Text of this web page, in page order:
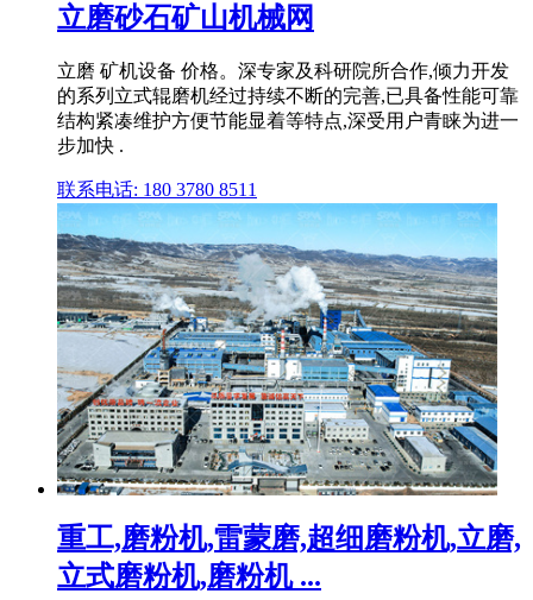
立磨砂石矿山机械网
立磨 矿机设备 价格。深专家及科研院所合作,倾力开发
的系列立式辊磨机经过持续不断的完善,已具备性能可靠
结构紧凑维护方便节能显着等特点,深受用户青睐为进一
步加快 .
联系电话: 180 3780 8511
重工,磨粉机,雷蒙磨,超细磨粉机,立磨,
立式磨粉机,磨粉机 ...